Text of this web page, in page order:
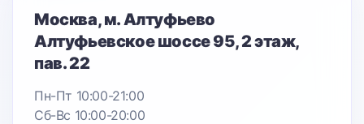
Москва, м. Алтуфьево
Алтуфьевское шоссе 95, 2 этаж,
пав. 22
Пн-Пт 10:00-21:00
Сб-Вс 10:00-20:00